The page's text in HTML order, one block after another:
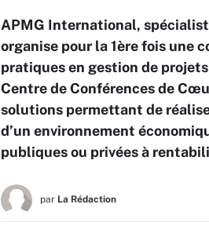
APMG International,
organise pour la 1ère fois une
pratiques en gestion de
Centre de Conférences de
solutions permettant de
d’un environnement
publiques ou privées à
par La Rédaction